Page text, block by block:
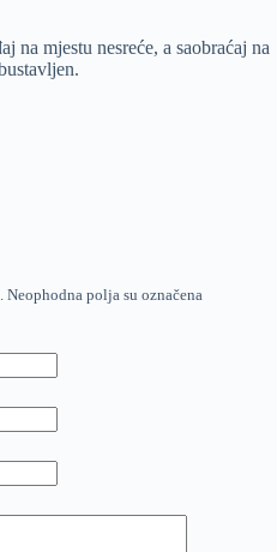
mjestu nesreće, a saobraćaj na
Neophodna polja su označena